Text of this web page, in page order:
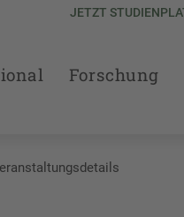
JETZT
Forschung